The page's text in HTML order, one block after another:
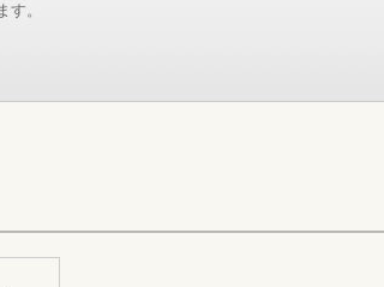
す。